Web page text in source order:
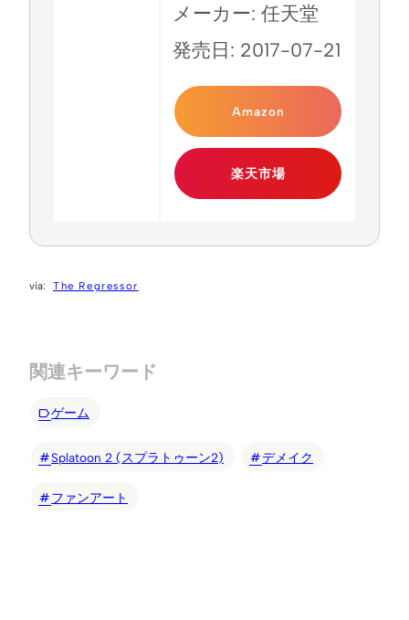
メーカー: 任天堂
発売日: 2017-07-21
Amazon
楽天市場
The Regressor
関連キーワード
ゲーム
Splatoon 2 (スプラトゥーン2) デメイク
ファンアート